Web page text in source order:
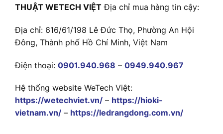
THUẬT WETECH VIỆT Địa chỉ mua hàng tin cậy:
Địa chỉ: 616/61/198 Lê Đức Thọ, Phường An Hội
Đông, Thành phố Hồ Chí Minh, Việt Nam
Điện thoại: 0901.940.968 – 0949.940.967
Hệ thống website WeTech Việt:
https://wetechviet.vn/ – https://hioki-
vietnam.vn/ – https://ledrangdong.com.vn/